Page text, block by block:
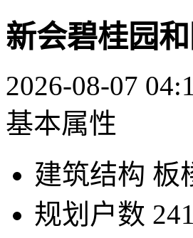
新会碧桂园
2026-08-07
基本属性
建筑结构 板
规划户数